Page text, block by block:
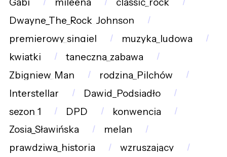
Dwayne_The_Rock_Johnson
premierowy_singiel
muzyka_ludowa
kwiatki
taneczna_zabawa
Zbigniew_Man
rodzina_Pilchów
Interstellar
Dawid_Podsiadło
sezon_1
DPD
konwencja
Zosia_Sławińska
melan
prawdziwa_historia
wzruszający